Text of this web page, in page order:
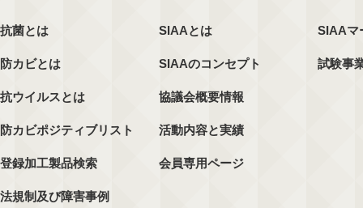
抗菌とは
防カビとは
抗ウイルスとは
防カビポジティブリスト
登録加工製品検索
法規制及び障害事例
SIAAとは
SIAAのコンセプト
協議会概要情報
活動内容と実績
会員専用ページ
SIAAマ
試験事